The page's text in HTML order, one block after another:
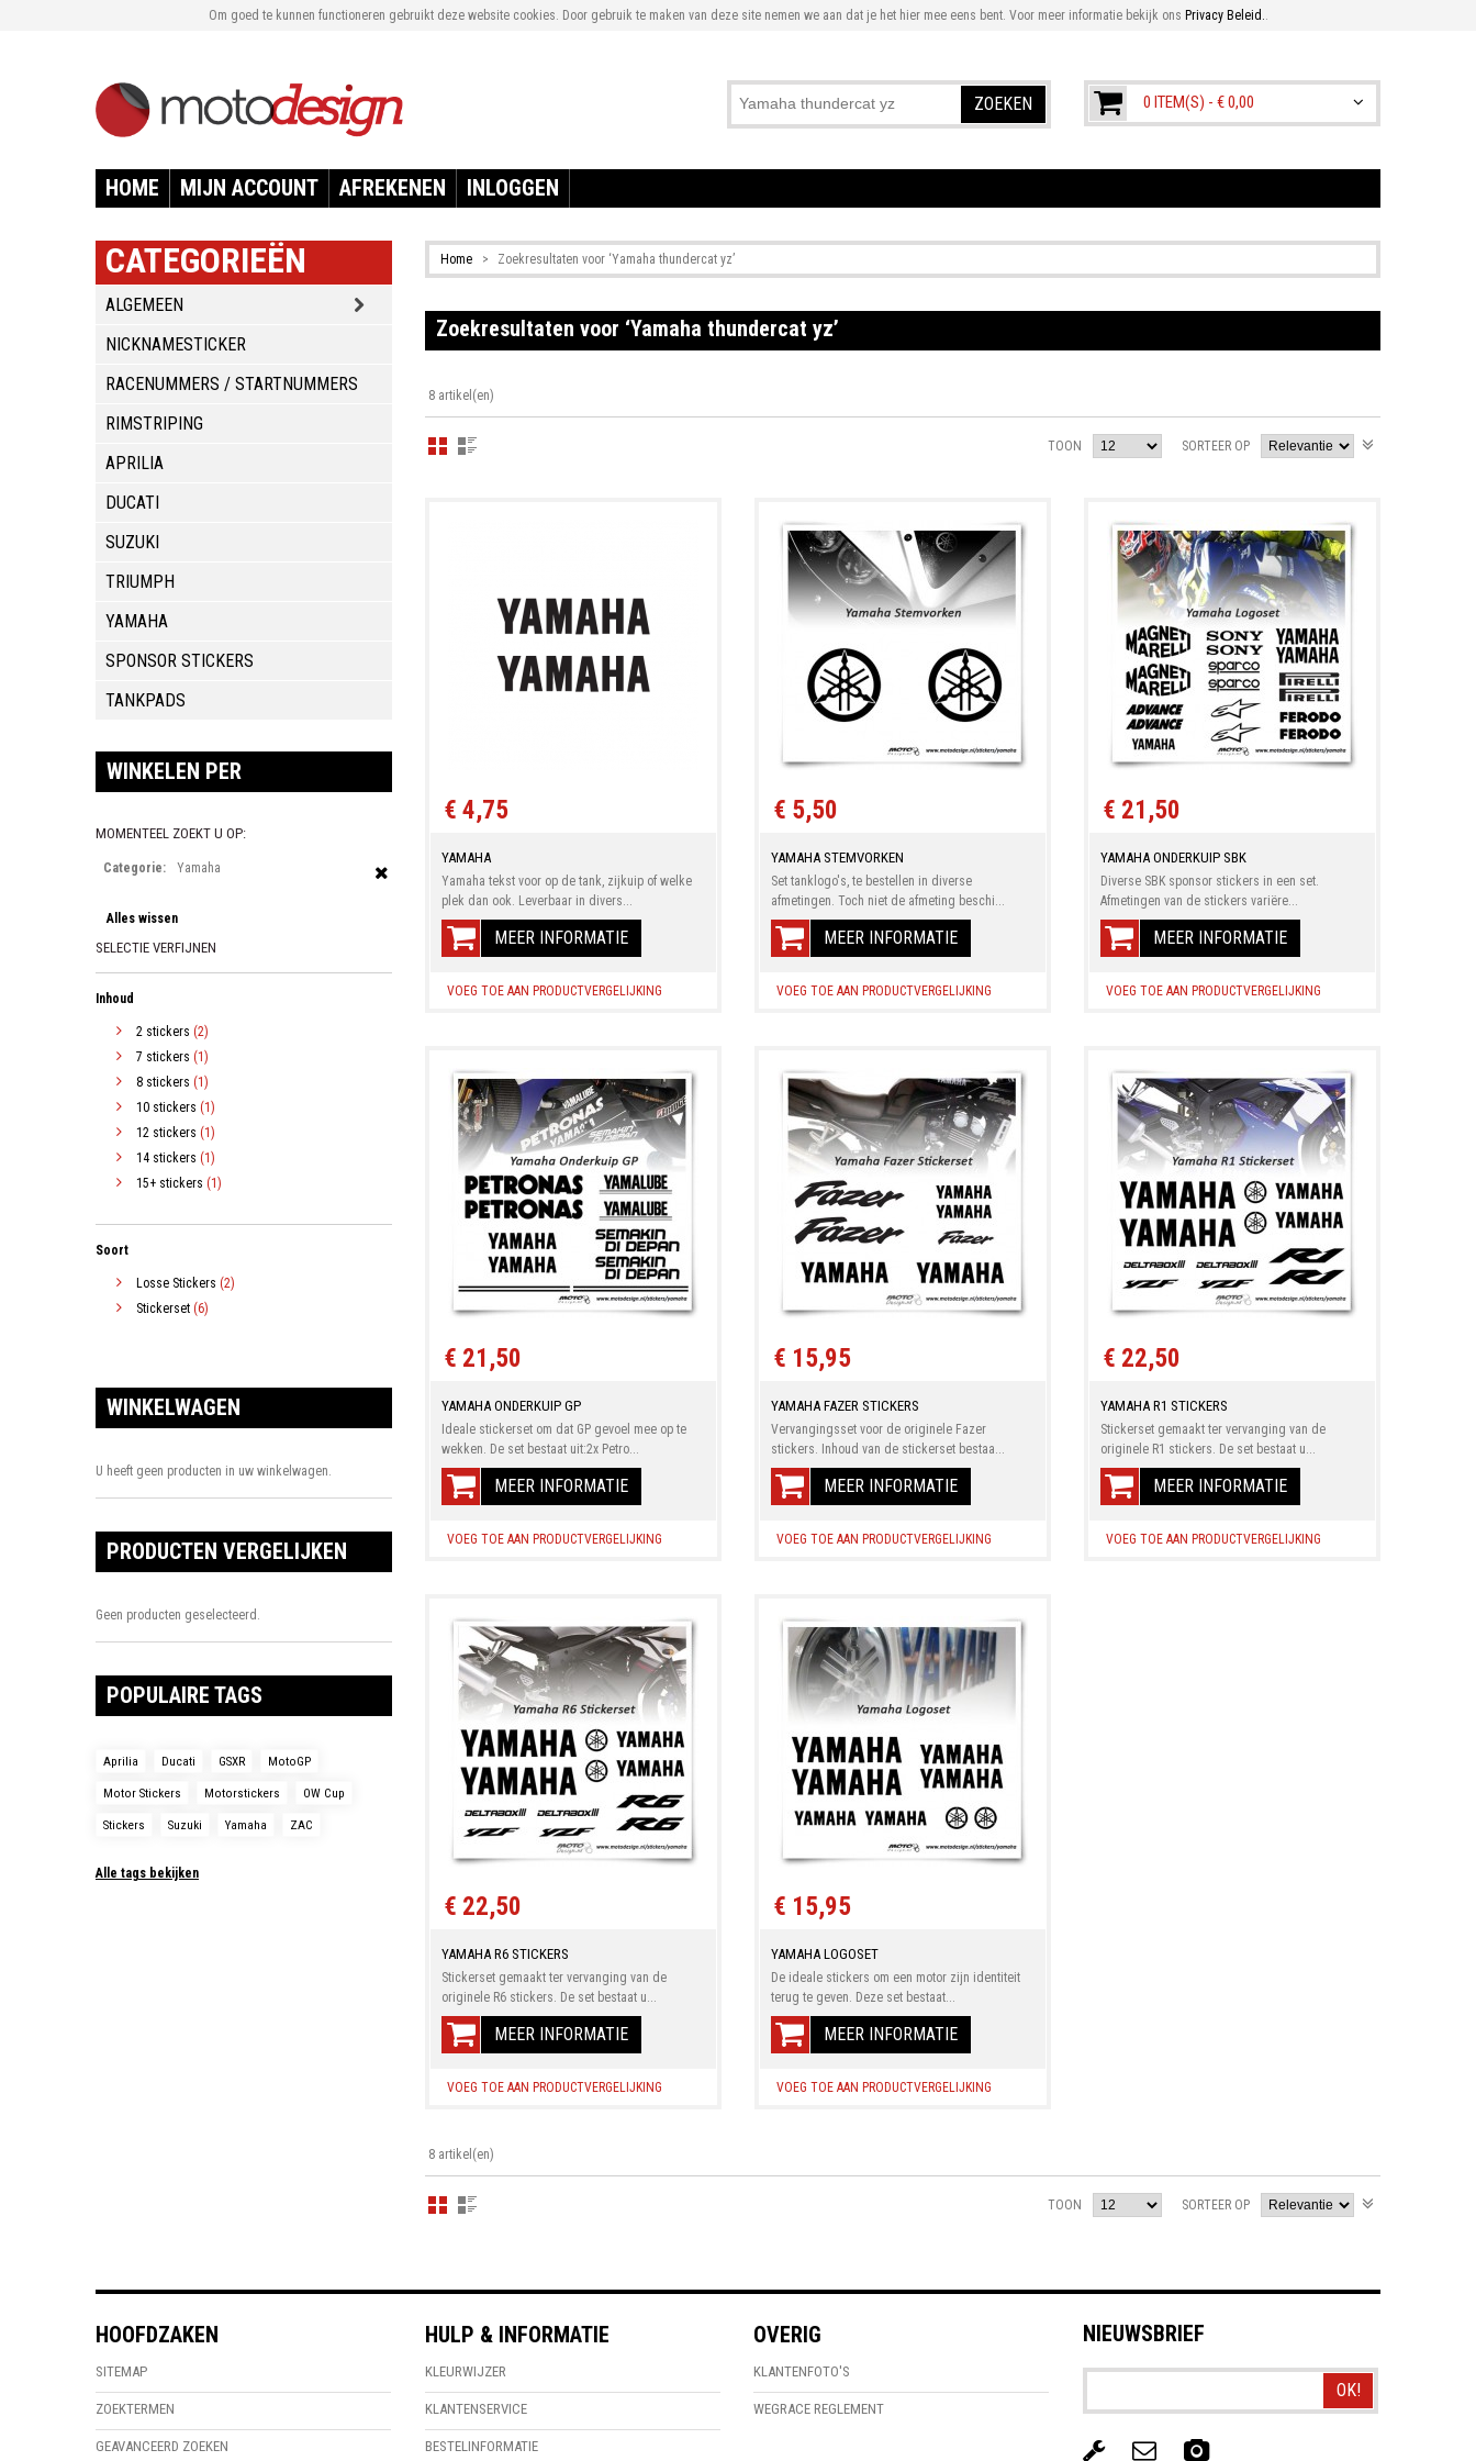
Om goed te kunnen functioneren gebruikt deze website cookies. Door gebruik te maken van deze site nemen we aan dat je het hier mee eens bent. Voor meer informatie bekijk ons Privacy Beleid..
0 ITEM(S) - € 0,00
ZOEKEN
HOME MIJN ACCOUNT AFREKENEN INLOGGEN
Home > Zoekresultaten voor ‘Yamaha thundercat yz’
Zoekresultaten voor ‘Yamaha thundercat yz’
8 artikel(en)
SORTEER OP
TOON
€ 4,75
YAMAHA
Yamaha tekst voor op de tank, zijkuip of welke
plek dan ook. Leverbaar in divers...
MEER INFORMATIE
VOEG TOE AAN PRODUCTVERGELIJKING
€ 5,50
YAMAHA STEMVORKEN
Set tanklogo's, te bestellen in diverse
afmetingen. Toch niet de afmeting beschi...
MEER INFORMATIE
VOEG TOE AAN PRODUCTVERGELIJKING
€ 21,50
YAMAHA ONDERKUIP SBK
Diverse SBK sponsor stickers in een set.
Afmetingen van de stickers variëre...
MEER INFORMATIE
VOEG TOE AAN PRODUCTVERGELIJKING
€ 21,50
YAMAHA ONDERKUIP GP
Ideale stickerset om dat GP gevoel mee op te
wekken. De set bestaat uit:2x Petro...
MEER INFORMATIE
VOEG TOE AAN PRODUCTVERGELIJKING
€ 15,95
YAMAHA FAZER STICKERS
Vervangingsset voor de originele Fazer
stickers. Inhoud van de stickerset bestaa...
MEER INFORMATIE
VOEG TOE AAN PRODUCTVERGELIJKING
€ 22,50
YAMAHA R1 STICKERS
Stickerset gemaakt ter vervanging van de
originele R1 stickers. De set bestaat u...
MEER INFORMATIE
VOEG TOE AAN PRODUCTVERGELIJKING
€ 22,50
YAMAHA R6 STICKERS
Stickerset gemaakt ter vervanging van de
originele R6 stickers. De set bestaat u...
MEER INFORMATIE
VOEG TOE AAN PRODUCTVERGELIJKING
€ 15,95
YAMAHA LOGOSET
De ideale stickers om een motor zijn identiteit
terug te geven. Deze set bestaat...
MEER INFORMATIE
VOEG TOE AAN PRODUCTVERGELIJKING
8 artikel(en)
SORTEER OP
TOON
CATEGORIEËN
ALGEMEEN
NICKNAMESTICKER
RACENUMMERS / STARTNUMMERS
RIMSTRIPING
APRILIA
DUCATI
SUZUKI
TRIUMPH
YAMAHA
SPONSOR STICKERS
TANKPADS
WINKELEN PER
MOMENTEEL ZOEKT U OP:
Categorie: Yamaha
Alles wissen
SELECTIE VERFIJNEN
Inhoud
2 stickers (2)
7 stickers (1)
8 stickers (1)
10 stickers (1)
12 stickers (1)
14 stickers (1)
15+ stickers (1)
Soort
Losse Stickers (2)
Stickerset (6)
WINKELWAGEN
U heeft geen producten in uw winkelwagen.
PRODUCTEN VERGELIJKEN
Geen producten geselecteerd.
POPULAIRE TAGS
Aprilia Ducati GSXR MotoGP
Motor Stickers Motorstickers OW Cup
Stickers Suzuki Yamaha ZAC
Alle tags bekijken
HOOFDZAKEN
SITEMAP
ZOEKTERMEN
GEAVANCEERD ZOEKEN
HULP & INFORMATIE
KLEURWIJZER
KLANTENSERVICE
BESTELINFORMATIE
OVERIG
KLANTENFOTO'S
WEGRACE REGLEMENT
NIEUWSBRIEF
OK!